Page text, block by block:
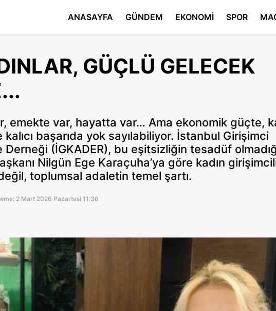
ANASAYFA GÜNDEM EKONOMİ SPOR
GÜÇLÜ GELECEK
emekte var, hayatta var… Ama ekonomik güçte,
başarıda yok sayılabiliyor. İstanbul Girişimci
Derneği (İGKADER), bu eşitsizliğin tesadüf
Nilgün Ege Karaçuha’ya göre kadın
toplumsal adaletin temel şartı.
2 Mart 2026 Pazartesi 11:36